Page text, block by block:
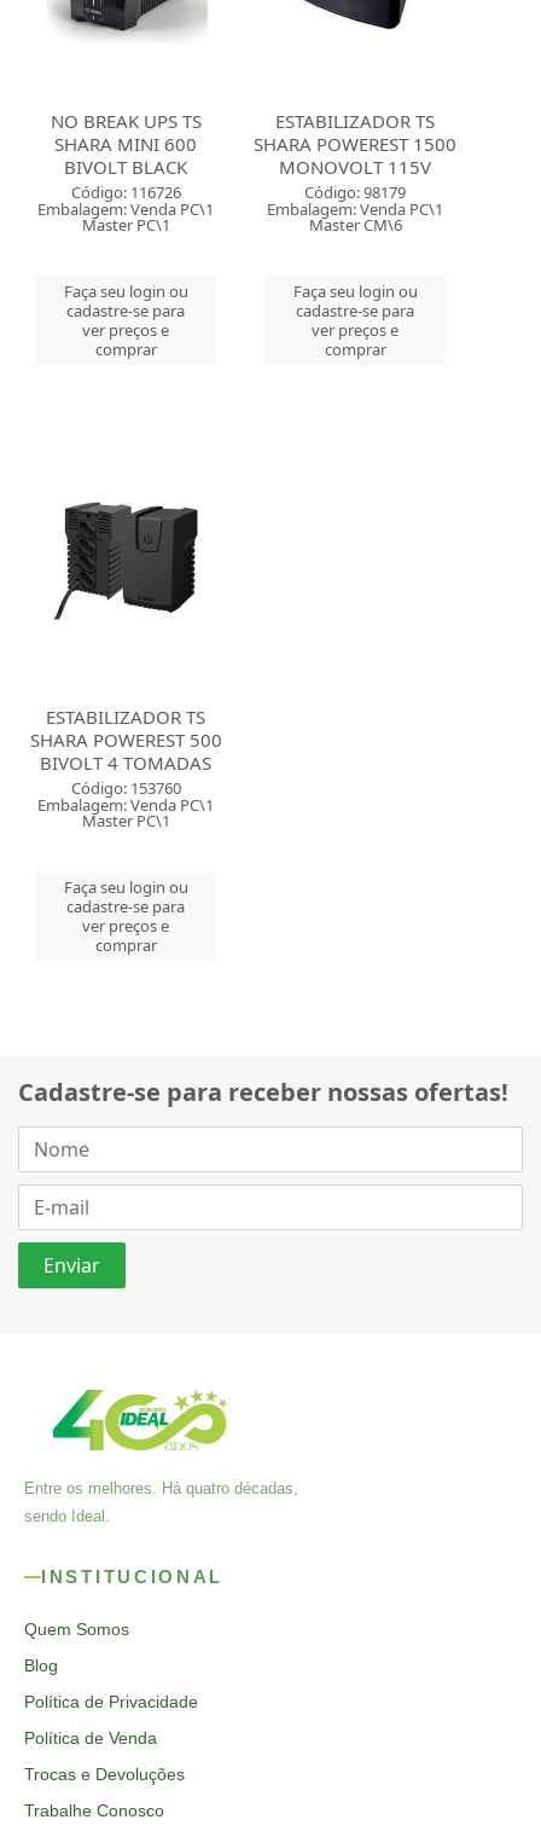
NO BREAK UPS TS
SHARA MINI 600
BIVOLT BLACK
Código: 116726
Embalagem: Venda PC\1
Master PC\1
Faça seu login ou
cadastre-se para
ver preços e
comprar
ESTABILIZADOR TS
SHARA POWEREST 1500
MONOVOLT 115V
Código: 98179
Embalagem: Venda PC\1
Master CM\6
Faça seu login ou
cadastre-se para
ver preços e
comprar
ESTABILIZADOR TS
SHARA POWEREST 500
BIVOLT 4 TOMADAS
Código: 153760
Embalagem: Venda PC\1
Master PC\1
Faça seu login ou
cadastre-se para
ver preços e
comprar
Cadastre-se para receber nossas ofertas!
Entre os melhores. Há quatro décadas,
sendo Ideal.
INSTITUCIONAL
Quem Somos
Blog
Política de Privacidade
Política de Venda
Trocas e Devoluções
Trabalhe Conosco